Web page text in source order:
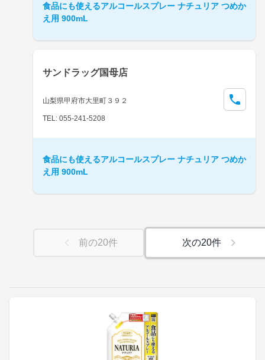
食品にも使えるアルコールスプレー ナチュリア つめか
え用 900mL
サンドラッグ国母店
山梨県甲府市大里町３９２
TEL: 055-241-5208
食品にも使えるアルコールスプレー ナチュリア つめか
え用 900mL
前の20件 次の20件